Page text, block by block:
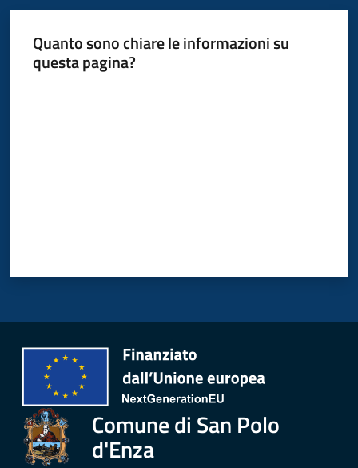
argomenti
Menu selezionato
Seguici
su
Quanto sono chiare le informazioni su
questa pagina?
Comune di San Polo
d'Enza